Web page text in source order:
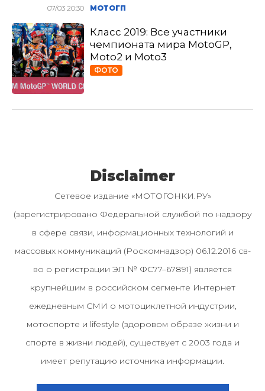
07/03 20:30 МОТОГП
Класс 2019: Все участники
чемпионата мира MotoGP,
Moto2 и Moto3
ФОТО
Disclaimer
Сетевое издание «МОТОГОНКИ.РУ»
(зарегистрировано Федеральной службой по надзору
в сфере связи, информационных технологий и
массовых коммуникаций (Роскомнадзор) 06.12.2016 св-
во о регистрации ЭЛ № ФС77–67891) является
крупнейшим в российском сегменте Интернет
ежедневным СМИ о мотоциклетной индустрии,
мотоспорте и lifestyle (здоровом образе жизни и
спорте в жизни людей), существует с 2003 года и
имеет репутацию источника информации.